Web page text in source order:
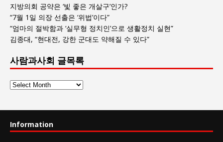
지방의회 공약은 ‘빛 좋은 개살구’인가?
“7월 1일 의장 선출은 ‘위법’이다”
“엄마의 절박함과 ‘실무형 정치인’으로 생활정치 실현”
김종대, “현대전, 강한 군대도 약해질 수 있다”
사람과사회 글목록
사
회
Information